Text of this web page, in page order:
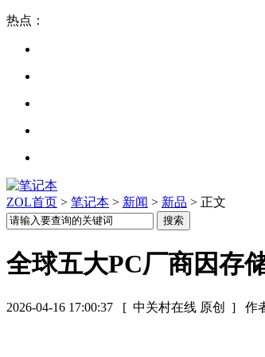
热点：
ZOL首页 > 笔记本 > 新闻 > 新品 > 正文
全球五大PC厂商因存
2026-04-16 17:00:37 [ 中关村在线 原创 ] 作